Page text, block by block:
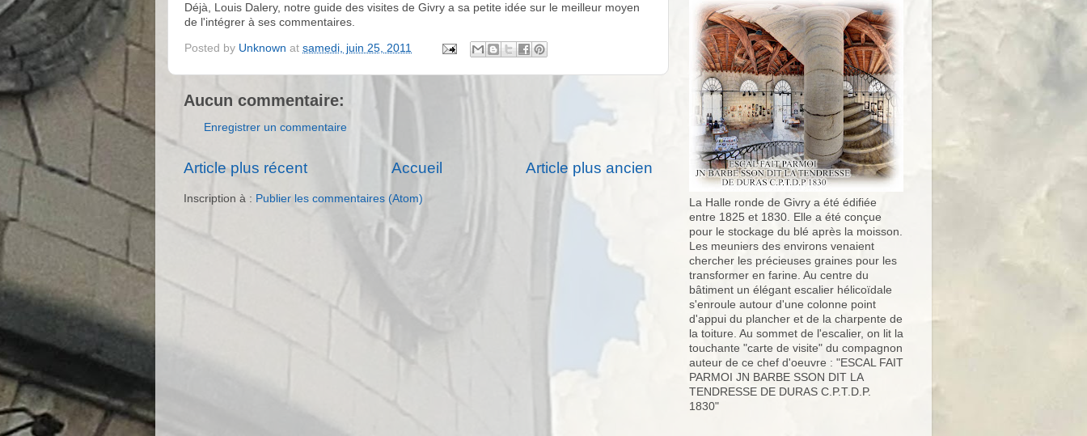
Déjà, Louis Dalery, notre guide des visites de Givry a sa petite idée sur le meilleur moyen
de l'intégrer à ses commentaires.
Posted by Unknown at samedi, juin 25, 2011
Aucun commentaire:
Enregistrer un commentaire
Article plus récent Article plus ancien
Accueil
Inscription à : Publier les commentaires (Atom)
La Halle ronde de Givry a été édifiée
entre 1825 et 1830. Elle a été conçue
pour le stockage du blé après la moisson.
Les meuniers des environs venaient
chercher les précieuses graines pour les
transformer en farine. Au centre du
bâtiment un élégant escalier hélicoïdale
s'enroule autour d'une colonne point
d'appui du plancher et de la charpente de
la toiture. Au sommet de l'escalier, on lit la
touchante "carte de visite" du compagnon
auteur de ce chef d'oeuvre : "ESCAL FAIT
PARMOI JN BARBE SSON DIT LA
TENDRESSE DE DURAS C.P.T.D.P.
1830"